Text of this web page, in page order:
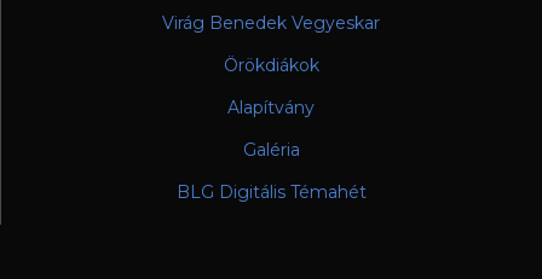
Virág Benedek Vegyeskar
Örökdiákok
Alapítvány
Galéria
BLG Digitális Témahét